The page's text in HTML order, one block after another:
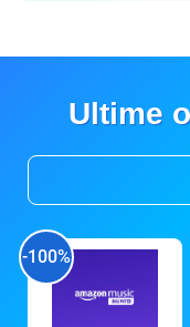
Ultime
-100%